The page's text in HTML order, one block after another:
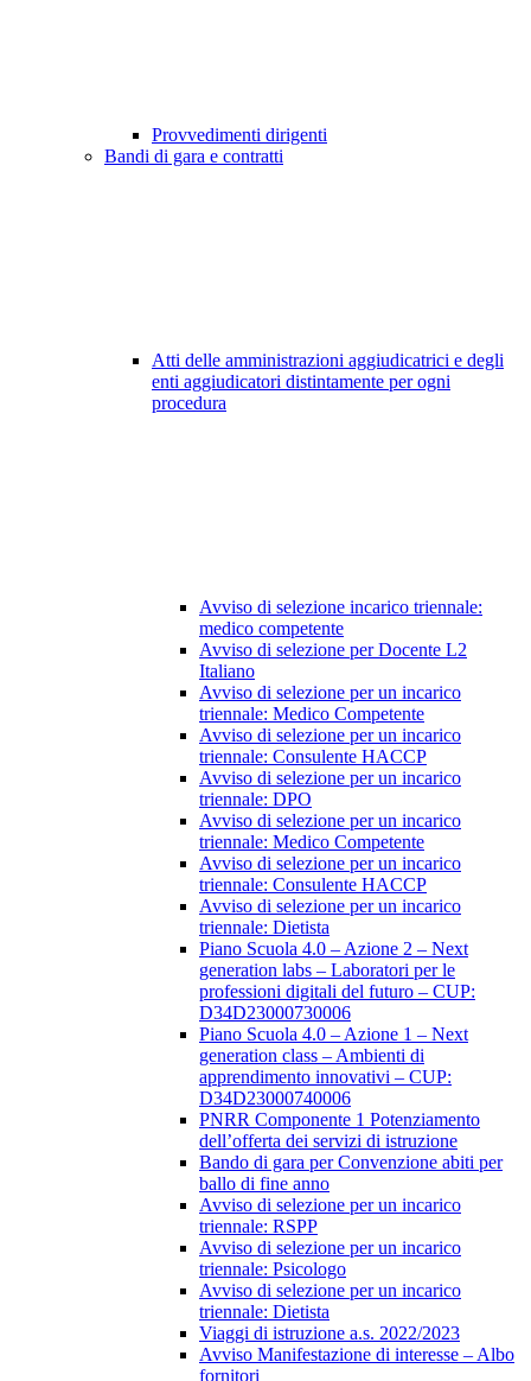
Provvedimenti dirigenti
Bandi di gara e contratti
Atti delle amministrazioni aggiudicatrici e degli
enti aggiudicatori distintamente per ogni
procedura
Avviso di selezione incarico triennale:
medico competente
Avviso di selezione per Docente L2
Italiano
Avviso di selezione per un incarico
triennale: Medico Competente
Avviso di selezione per un incarico
triennale: Consulente HACCP
Avviso di selezione per un incarico
triennale: DPO
Avviso di selezione per un incarico
triennale: Medico Competente
Avviso di selezione per un incarico
triennale: Consulente HACCP
Avviso di selezione per un incarico
triennale: Dietista
Piano Scuola 4.0 – Azione 2 – Next
generation labs – Laboratori per le
professioni digitali del futuro – CUP:
D34D23000730006
Piano Scuola 4.0 – Azione 1 – Next
generation class – Ambienti di
apprendimento innovativi – CUP:
D34D23000740006
PNRR Componente 1 Potenziamento
dell’offerta dei servizi di istruzione
Bando di gara per Convenzione abiti per
ballo di fine anno
Avviso di selezione per un incarico
triennale: RSPP
Avviso di selezione per un incarico
triennale: Psicologo
Avviso di selezione per un incarico
triennale: Dietista
Viaggi di istruzione a.s. 2022/2023
Avviso Manifestazione di interesse – Albo
fornitori